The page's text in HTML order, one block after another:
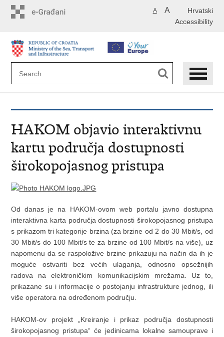
Hrvatski
A A
Accessibility
HAKOM objavio interaktivnu
kartu područja dostupnosti
širokopojasnog pristupa
Od danas je na HAKOM-ovom web portalu javno dostupna
interaktivna karta područja dostupnosti širokopojasnog pristupa
s prikazom tri kategorije brzina (za brzine od 2 do 30 Mbit/s, od
30 Mbit/s do 100 Mbit/s te za brzine od 100 Mbit/s na više), uz
napomenu da se raspoložive brzine prikazuju na način da ih je
moguće ostvariti bez većih ulaganja, odnosno opsežnijih
radova na elektroničkim komunikacijskim mrežama. Uz to,
prikazane su i informacije o postojanju infrastrukture jednog, ili
više operatora na određenom području.
HAKOM-ov projekt „Kreiranje i prikaz područja dostupnosti
širokopojasnog pristupa“ će jedinicama lokalne samouprave i